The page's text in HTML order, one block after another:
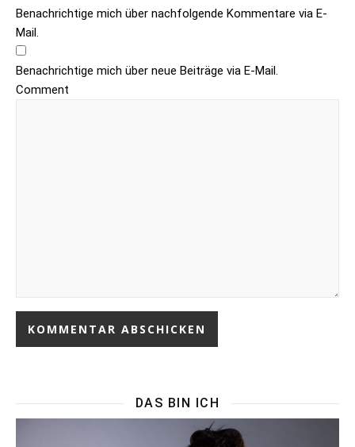
Benachrichtige mich über nachfolgende Kommentare via E-
Mail.
Benachrichtige mich über neue Beiträge via E-Mail.
Comment
DAS BIN ICH